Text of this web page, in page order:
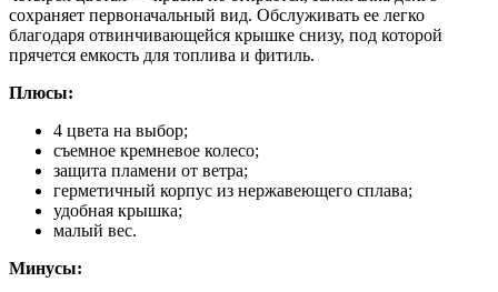
сохраняет первоначальный вид. Обслуживать ее легко
благодаря отвинчивающейся крышке снизу, под которой
прячется емкость для топлива и фитиль.
Плюсы:
4 цвета на выбор;
съемное кремневое колесо;
защита пламени от ветра;
герметичный корпус из нержавеющего сплава;
удобная крышка;
малый вес.
Минусы: